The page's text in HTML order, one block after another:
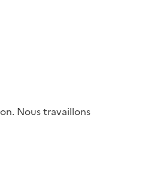
Nous travaillons